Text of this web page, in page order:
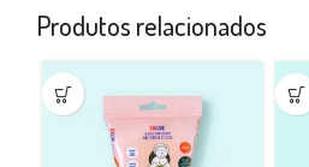
Produtos relacionados